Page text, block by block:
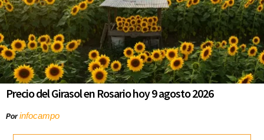
Precio del Girasol en Rosario hoy 9 agosto 2026
Porinfocampo